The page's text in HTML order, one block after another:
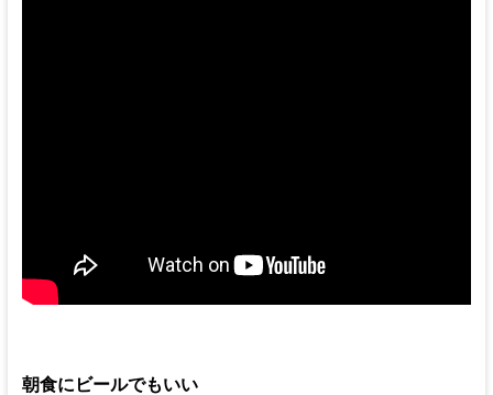
朝食にビールでもいい